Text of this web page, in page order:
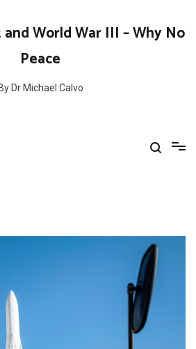
World War III – Why No
Peace
By Dr Michael Calvo